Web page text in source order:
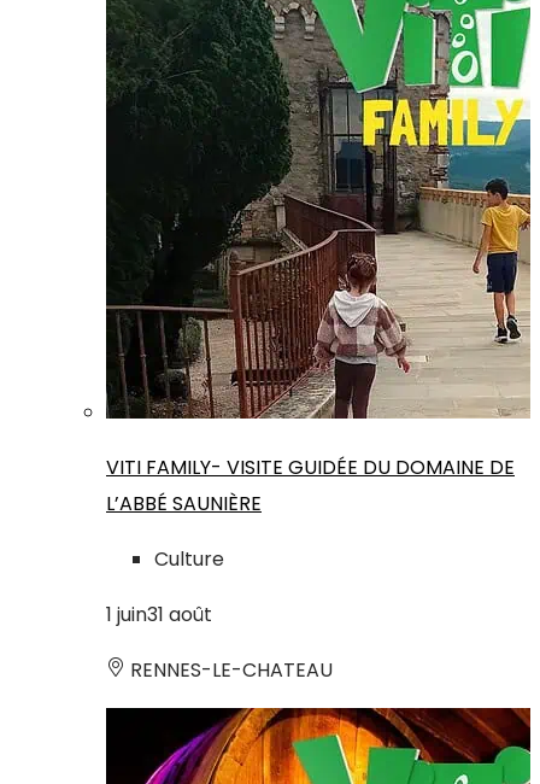
VITI FAMILY- VISITE GUIDÉE DU DOMAINE DE
L’ABBÉ SAUNIÈRE
Culture
1 juin31 août
RENNES-LE-CHATEAU